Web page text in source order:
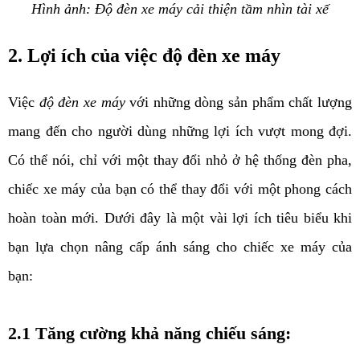
Hình ảnh: Độ đèn xe máy cải thiện tầm nhìn tài xế
2. Lợi ích của việc độ đèn xe máy
Việc độ đèn xe máyvới những dòng sản phẩm chất lượng
mang đến cho người dùng những lợi ích vượt mong đợi.
Có thể nói, chỉ với một thay đổi nhỏ ở hệ thống đèn pha,
chiếc xe máy của bạn có thể thay đổi với một phong cách
hoàn toàn mới. Dưới đây là một vài lợi ích tiêu biểu khi
bạn lựa chọn nâng cấp ánh sáng cho chiếc xe máy của
bạn:
2.1 Tăng cường khả năng chiếu sáng: